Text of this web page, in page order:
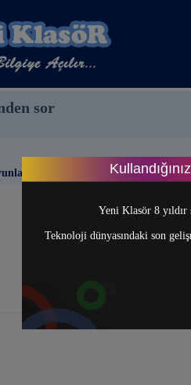
Yeni Klasör 8
Teknoloji dünyasındaki son
sor